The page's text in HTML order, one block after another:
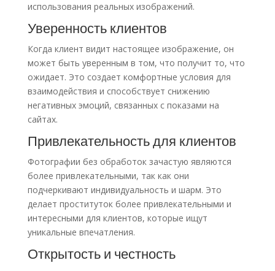
использования реальных изображений.
Уверенность клиентов
Когда клиент видит настоящее изображение, он
может быть уверенным в том, что получит то, что
ожидает. Это создает комфортные условия для
взаимодействия и способствует снижению
негативных эмоций, связанных с показами на
сайтах.
Привлекательность для клиентов
Фотографии без обработок зачастую являются
более привлекательными, так как они
подчеркивают индивидуальность и шарм. Это
делает проституток более привлекательными и
интересными для клиентов, которые ищут
уникальные впечатления.
Открытость и честность